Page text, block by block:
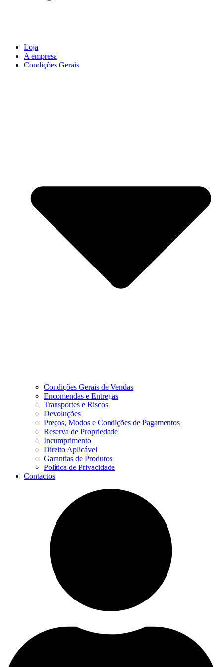
Loja
A empresa
Condições Gerais
Condições Gerais de Vendas
Encomendas e Entregas
Transportes e Riscos
Devoluções
Preços, Modos e Condições de Pagamentos
Reserva de Propriedade
Incumprimento
Direito Aplicável
Garantias de Produtos
Política de Privacidade
Contactos